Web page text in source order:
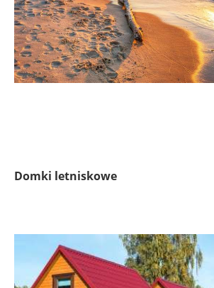
Domki letniskowe